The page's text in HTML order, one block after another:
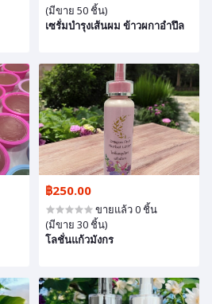
(มีขาย 50 ชิ้น)
เซรั่มบำรุงเส้นผม ข้าวผกาอำปึล
฿250.00
ขายแล้ว 0 ชิ้น
(มีขาย 30 ชิ้น)
โลชั่นแก้วมังกร